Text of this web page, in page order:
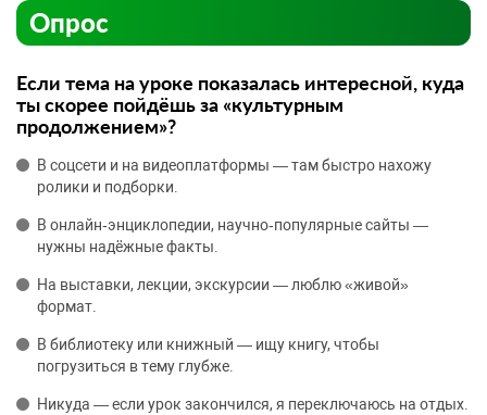
Опрос
Если тема на уроке показалась интересной, куда
ты скорее пойдёшь за «культурным
продолжением»?
В соцсети и на видеоплатформы — там быстро нахожу
ролики и подборки.
В онлайн‑энциклопедии, научно‑популярные сайты —
нужны надёжные факты.
На выставки, лекции, экскурсии — люблю «живой»
формат.
В библиотеку или книжный — ищу книгу, чтобы
погрузиться в тему глубже.
Никуда — если урок закончился, я переключаюсь на отдых.